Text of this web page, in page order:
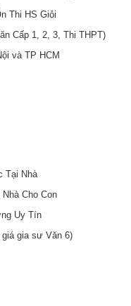
Thi HS Giỏi
Cấp 1, 2, 3, Thi THPT)
và TP HCM
Tại Nhà
Cho Con
Uy Tín
gia sư Văn 6)